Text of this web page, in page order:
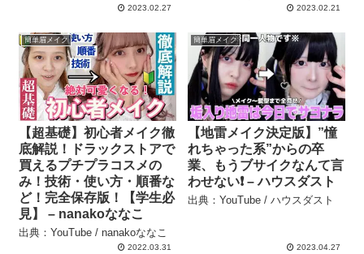
2023.02.27 2023.02.21
簡単眉メイク
【超基礎】初心者メイク徹
底解説！ドラックストアで
買えるプチプラコスメの
み！技術・使い方・順番な
ど！完全保存版！【学生必
見】 – nanakoななこ
出典：YouTube / nanakoななこ
2022.03.31
簡単眉メイク
【地雷メイク決定版】”憧
れちゃった系”からの卒
業、もうブサイクなんて言
わせない❗️ – ハウスダスト
出典：YouTube / ハウスダスト
2023.04.27